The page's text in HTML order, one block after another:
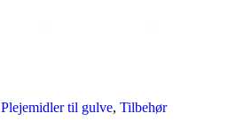
Plejemidler til gulve, Tilbehør